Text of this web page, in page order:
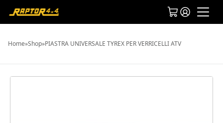
Home»Shop»PIASTRA UNIVERSALE TYREX PER VERRICELLI ATV